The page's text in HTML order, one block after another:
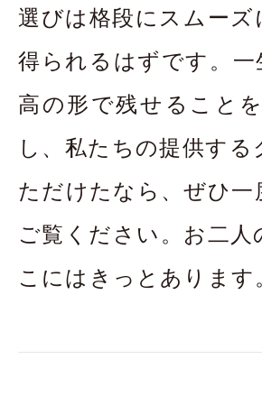
選びは格段にスムー
得られるはずです。
高の形で残せること
し、私たちの提供す
ただけたなら、ぜひ
ご覧ください。お二
こにはきっとあります